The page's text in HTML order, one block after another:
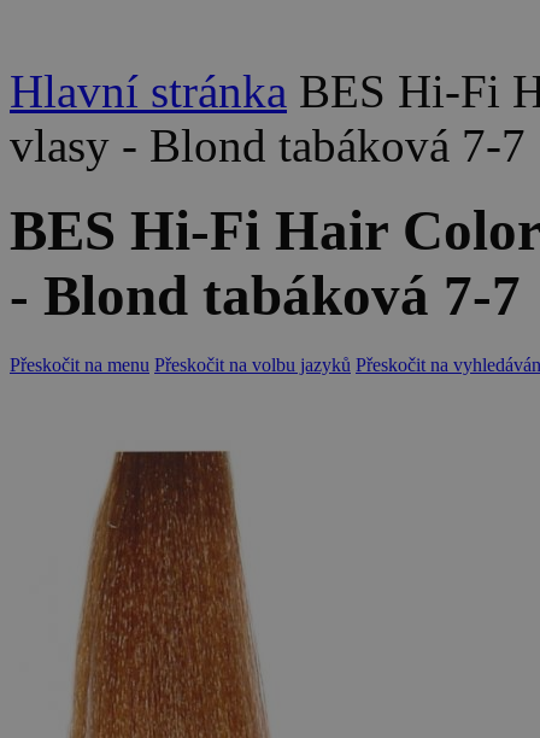
Hlavní stránka BES Hi-Fi
vlasy - Blond tabáková 7-7
BES Hi-Fi Hair
- Blond tabáková 7-7
Přeskočit na menu Přeskočit na volbu jazyků Přeskočit na